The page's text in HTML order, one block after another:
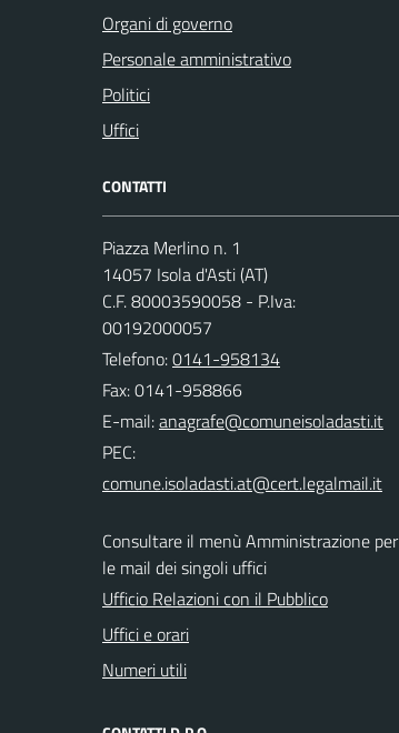
Organi di governo
Personale amministrativo
Politici
Uffici
CONTATTI
Piazza Merlino n. 1
14057 Isola d'Asti (AT)
C.F. 80003590058 - P.Iva:
00192000057
Telefono:0141-958134
Fax: 0141-958866
E-mail:
PEC:
Consultare il menù Amministrazione per
le mail dei singoli uffici
Ufficio Relazioni con il Pubblico
Uffici e orari
Numeri utili